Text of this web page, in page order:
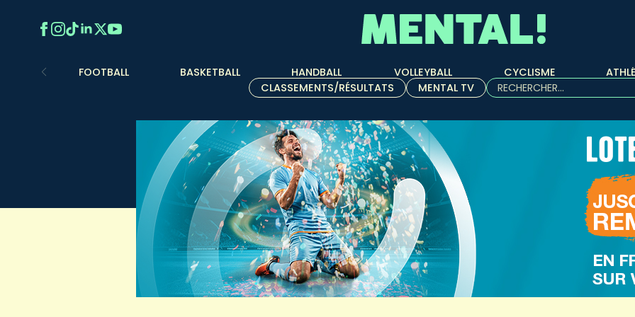
FOOTBALL BASKETBALL HANDBALL VOLLEYBALL CYCLISME
CLASSEMENTS/RÉSULTATS
MENTAL TV
Rechercher :